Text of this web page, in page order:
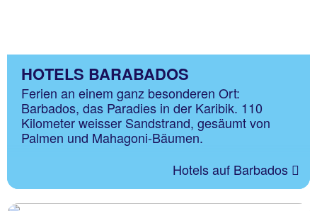
HOTELS BARABADOS
Ferien an einem ganz besonderen Ort:
Barbados, das Paradies in der Karibik. 110
Kilometer weisser Sandstrand, gesäumt von
Palmen und Mahagoni-Bäumen.
Hotels auf Barbados